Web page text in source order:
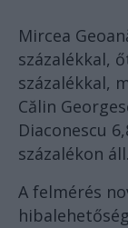
Mircea
százalékkal,
százalékkal,
Călin
Diaconescu
százalékon áll.
A felmérés